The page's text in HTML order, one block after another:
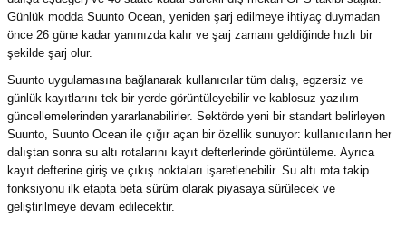
Günlük modda Suunto Ocean, yeniden şarj edilmeye ihtiyaç duymadan
önce 26 güne kadar yanınızda kalır ve şarj zamanı geldiğinde hızlı bir
şekilde şarj olur.
Suunto uygulamasına bağlanarak kullanıcılar tüm dalış, egzersiz ve
günlük kayıtlarını tek bir yerde görüntüleyebilir ve kablosuz yazılım
güncellemelerinden yararlanabilirler. Sektörde yeni bir standart belirleyen
Suunto, Suunto Ocean ile çığır açan bir özellik sunuyor: kullanıcıların her
dalıştan sonra su altı rotalarını kayıt defterlerinde görüntüleme. Ayrıca
kayıt defterine giriş ve çıkış noktaları işaretlenebilir. Su altı rota takip
fonksiyonu ilk etapta beta sürüm olarak piyasaya sürülecek ve
geliştirilmeye devam edilecektir.